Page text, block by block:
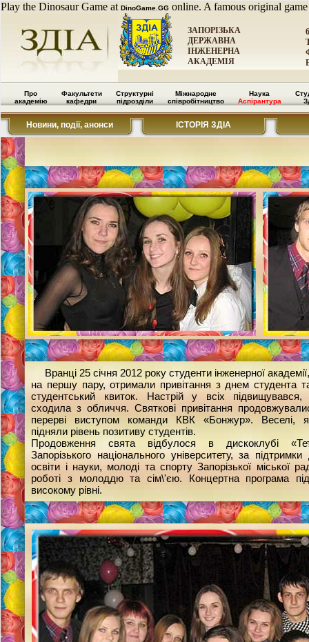
Play the Dinosaur Game at DinoGame.GG online. A famous original
ЗАПОРІЗЬКА
ДЕРЖАВНА
ІНЖЕНЕРНА
АКАДЕМІЯ
Про
академію
Факультети
кафедри
Структурні
підрозділи
Міжнародне
співробітництво
Наука
Аспірантура
Новини, події, анонси ІСТОРІЯ ЗДІА
Вранці 25 січня 2012 року студенти інженерної
на першу пару, отримали привітання з днем студента
студентський квиток. Настрій у всіх
сходила з обличчя. Святкові привітання
перерві виступом команди КВК «Бонжур». Веселі,
підняли рівень позитиву студентів.
Продовження свята відбулося в дискоклубі
Запорізького національного університету, за
освіти і науки, молоді та спорту Запорізької міської
роботі з молоддю та сім\'єю. Концертна програма
високому рівні.